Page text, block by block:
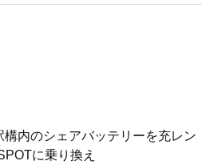
構内のシェアバッテリーを充レン
に乗り換え